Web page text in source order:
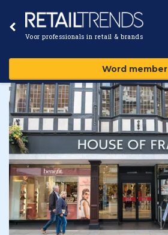
Voor professionals in retail & brands
Word member